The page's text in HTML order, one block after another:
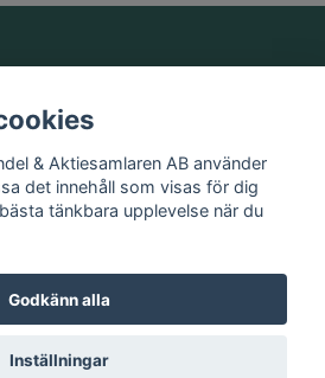
Mynthandel & Aktiesamlaren AB
& Aktiesamlaren AB använder
det innehåll som visas för dig
tänkbara upplevelse när du
Godkänn alla
Inställningar